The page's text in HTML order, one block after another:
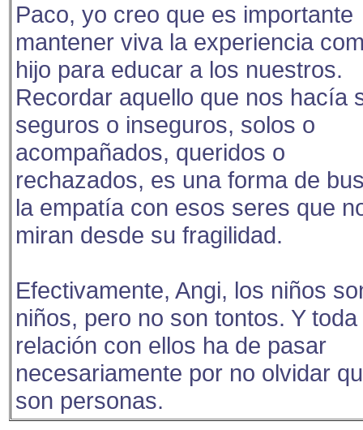
Paco, yo creo que es importante
mantener viva la experiencia
hijo para educar a los nuestros.
Recordar aquello que nos hacía
seguros o inseguros, solos o
acompañados, queridos o
rechazados, es una forma de
la empatía con esos seres que
miran desde su fragilidad.
Efectivamente, Angi, los niños
niños, pero no son tontos. Y toda
relación con ellos ha de pasar
necesariamente por no olvidar
son personas.